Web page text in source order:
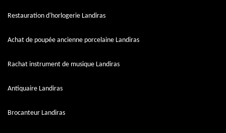
Restauration d'horlogerie Landiras
Achat de poupée ancienne porcelaine Landiras
Rachat instrument de musique Landiras
Antiquaire Landiras
Brocanteur Landiras